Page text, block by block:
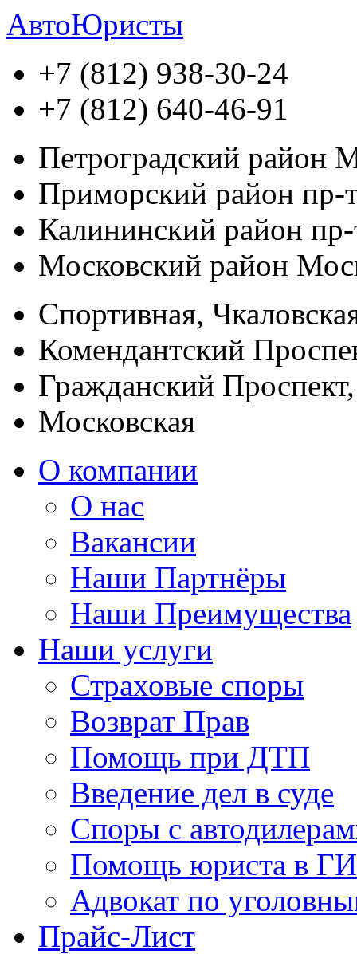
АвтоЮристы
+7 (812) 938-30-24
+7 (812) 640-46-91
Петроградский район
Приморский район пр-
Калининский район
Московский район
Спортивная,
Комендантский
Гражданский
Московская
О компании
О нас
Вакансии
Наши Партнёры
Наши Преимущества
Наши услуги
Страховые споры
Возврат Прав
Помощь при ДТП
Введение дел в суде
Споры с
Помощь юриста в
Адвокат по
Прайс-Лист